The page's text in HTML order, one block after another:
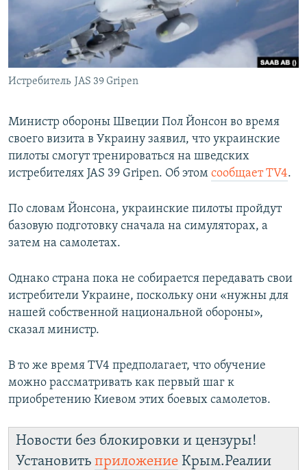
ПОБЕДИТЕЛЕЙ НЕ СУДЯТ?
КРЫМ.НЕПОКОРЕННЫЙ
ELIFBE
УКРАИНСКАЯ ПРОБЛЕМА КРЫМА
ПРИСОЕДИНЯЙТЕСЬ!
Истребитель JAS 39 Gripen
Министр обороны Швеции Пол Йонсон во время
своего визита в Украину заявил, что украинские
пилоты смогут тренироваться на шведских
истребителях JAS 39 Gripen. Об этом сообщает TV4.
По словам Йонсона, украинские пилоты пройдут
базовую подготовку сначала на симуляторах, а
затем на самолетах.
Однако страна пока не собирается передавать свои
истребители Украине, поскольку они «нужны для
нашей собственной национальной обороны»,
сказал министр.
В то же время TV4 предполагает, что обучение
можно рассматривать как первый шаг к
приобретению Киевом этих боевых самолетов.
Новости без блокировки и цензуры!
Установить приложение Крым.Реалии